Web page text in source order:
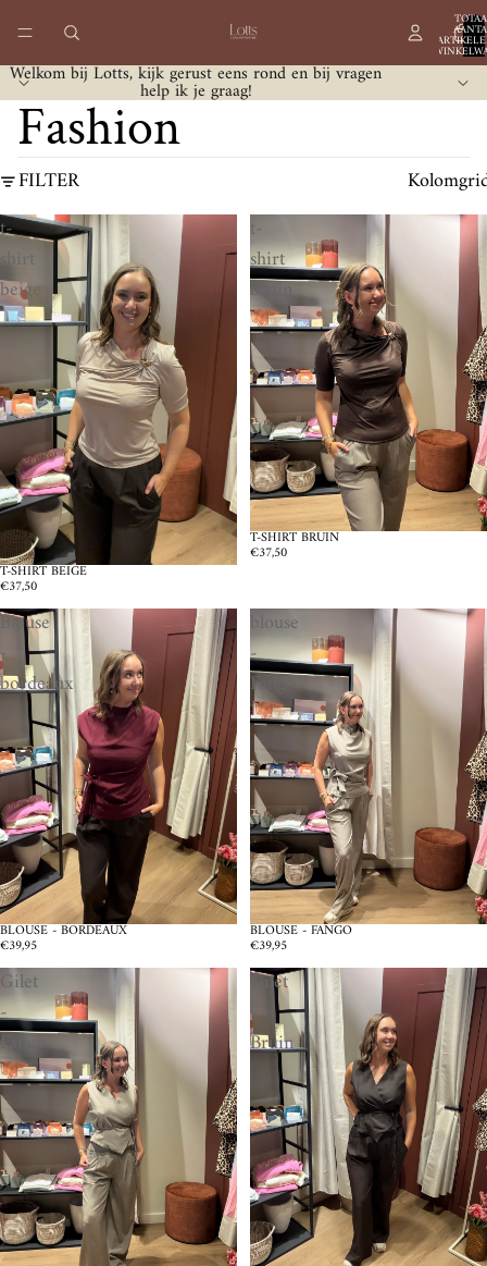
0
Welkom bij Lotts, kijk gerust eens rond en bij vragen
help ik je graag!
Fashion
FILTER
t-
shirt
beige
T-SHIRT BEIGE
€37,50
t-
shirt
bruin
T-SHIRT BRUIN
€37,50
Blouse
-
bordeaux
BLOUSE - BORDEAUX
€39,95
blouse
-
Fango
BLOUSE - FANGO
€39,95
Gilet
-
Fango
Gilet
-
Bruin